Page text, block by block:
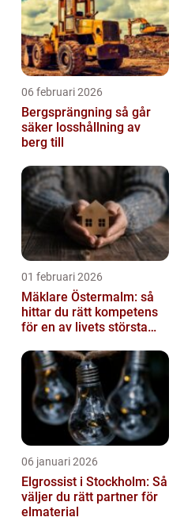
06 februari 2026
Bergsprängning så går
säker losshållning av
berg till
01 februari 2026
Mäklare Östermalm: så
hittar du rätt kompetens
för en av livets största
06 januari 2026
Elgrossist i Stockholm: Så
väljer du rätt partner för
elmaterial